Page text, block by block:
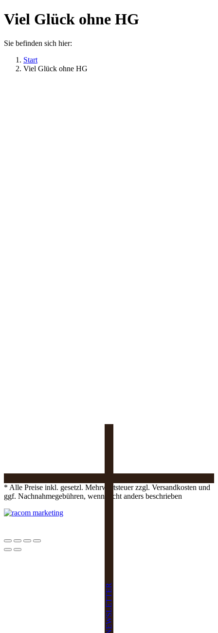
Viel Glück ohne HG
Sie befinden sich hier:
Start
Viel Glück ohne HG
* Alle Preise inkl. gesetzl. Mehrwertsteuer zzgl. Versandkosten und
ggf. Nachnahmegebühren, wenn nicht anders beschrieben
NEWSLETTER